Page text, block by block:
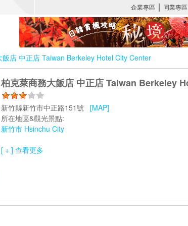
飯店 中正店 Taiwan Berkeley Hotel City Center
柏克萊商務大飯店 中正店 Taiwan Berkeley
新竹縣新竹市中正路151號 [MAP]
所在地區&觀光景點:
新竹市 Hsinchu City
[ + ] 查看更多